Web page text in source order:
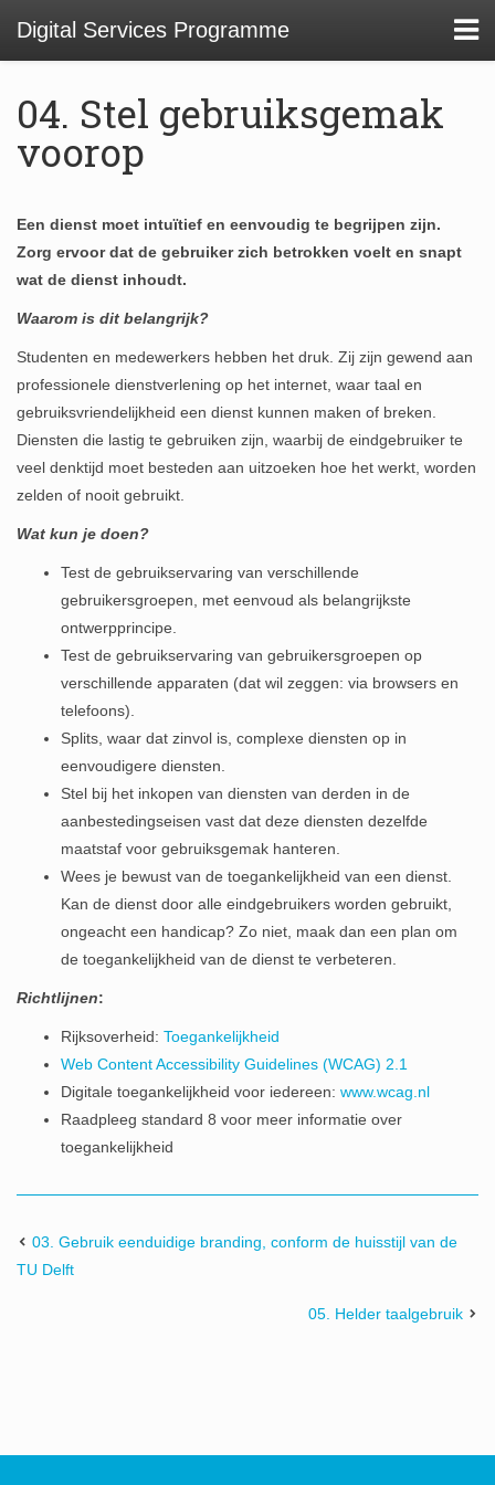
Digital Services Programme
01 Service Design at TU Delft Library
02. Usability and Communications Projects
03. Digital Infrastructure Projects
04. Innovation Funnel
05. Staff Development
04. Stel gebruiksgemak
voorop
Een dienst moet intuïtief en eenvoudig te begrijpen zijn.
Zorg ervoor dat de gebruiker zich betrokken voelt en snapt
wat de dienst inhoudt.
Waarom is dit belangrijk?
Studenten en medewerkers hebben het druk. Zij zijn gewend aan
professionele dienstverlening op het internet, waar taal en
gebruiksvriendelijkheid een dienst kunnen maken of breken.
Diensten die lastig te gebruiken zijn, waarbij de eindgebruiker te
veel denktijd moet besteden aan uitzoeken hoe het werkt, worden
zelden of nooit gebruikt.
Wat kun je doen?
Test de gebruikservaring van verschillende
gebruikersgroepen, met eenvoud als belangrijkste
ontwerpprincipe.
Test de gebruikservaring van gebruikersgroepen op
verschillende apparaten (dat wil zeggen: via browsers en
telefoons).
Splits, waar dat zinvol is, complexe diensten op in
eenvoudigere diensten.
Stel bij het inkopen van diensten van derden in de
aanbestedingseisen vast dat deze diensten dezelfde
maatstaf voor gebruiksgemak hanteren.
Wees je bewust van de toegankelijkheid van een dienst.
Kan de dienst door alle eindgebruikers worden gebruikt,
ongeacht een handicap? Zo niet, maak dan een plan om
de toegankelijkheid van de dienst te verbeteren.
Richtlijnen:
Rijksoverheid: Toegankelijkheid
Web Content Accessibility Guidelines (WCAG) 2.1
Digitale toegankelijkheid voor iedereen: www.wcag.nl
Raadpleeg standard 8 voor meer informatie over
toegankelijkheid
03. Gebruik eenduidige branding, conform de huisstijl van de
TU Delft
05. Helder taalgebruik